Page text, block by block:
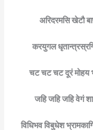
अरिदरमसि खेटौ
करयुगल
चट चट चट दूरं मोहय
जहि जहि जहि वेगं
विधिभव विबुधेश